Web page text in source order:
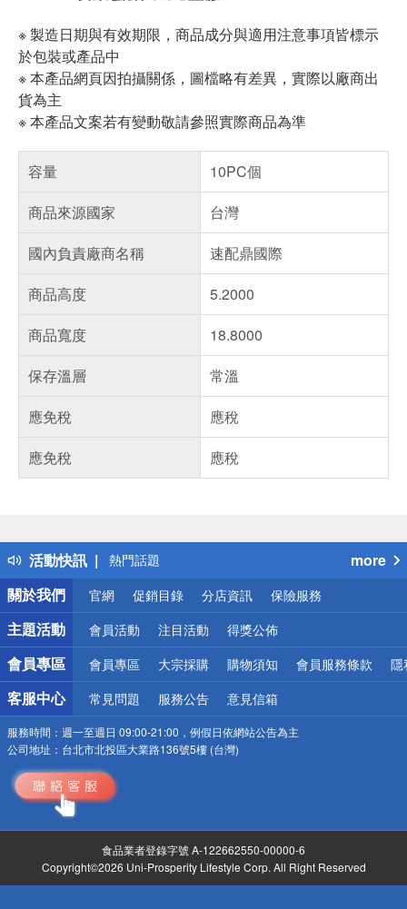
※ 製造日期與有效期限，商品成分與適用注意事項皆標示
於包裝或產品中
※ 本產品網頁因拍攝關係，圖檔略有差異，實際以廠商出
貨為主
※ 本產品文案若有變動敬請參照實際商品為準
容量
10PC個
商品來源國家
台灣
國內負責廠商名稱
速配鼎國際
商品高度
5.2000
商品寬度
18.8000
保存溫層
常溫
應免稅
應稅
應免稅
應稅
活動快訊
得獎公告
熱門話題
銀行優惠
偏遠地區配送
詐騙網頁！請小心！
more
關於我們
官網 促銷目錄 分店資訊 保險服務
主題活動 會員活動 注目活動 得獎公佈
會員專區 會員專區 大宗採購 購物須知 會員服務條款 隱
客服中心 常見問題 服務公告 意見信箱
服務時間： 週一至週日 09:00-21:00，例假日依網站公告為主
公司地址： 台北市北投區大業路136號5樓 (台灣)
食品業者登錄字號 A-122662550-00000-6
Copyright©2026 Uni-Prosperity Lifestyle Corp. All Right Reserved